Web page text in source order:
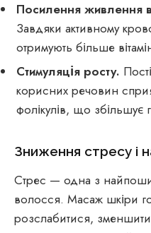
Посилення живлення
Завдяки активному
отримують більше
Стимуляція росту.
корисних речовин
фолікулів, що збільшує
Зниження стресу і
Стрес — одна з
волосся. Масаж шкіри
розслабитися, зменшити